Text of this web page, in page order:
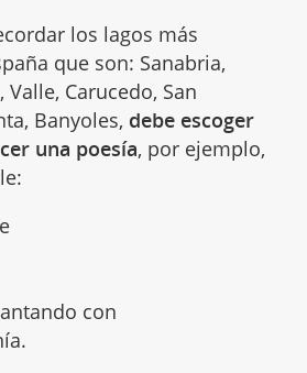
los lagos más
que son: Sanabria,
Carucedo, San
Banyoles, debe escoger
una poesía, por ejemplo,
con